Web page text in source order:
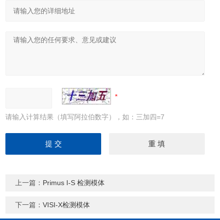
请输入计算结果（填写阿拉伯数字），如：三加四=7
上一篇： Primus I-S 检测模体
下一篇：VISI-X检测模体